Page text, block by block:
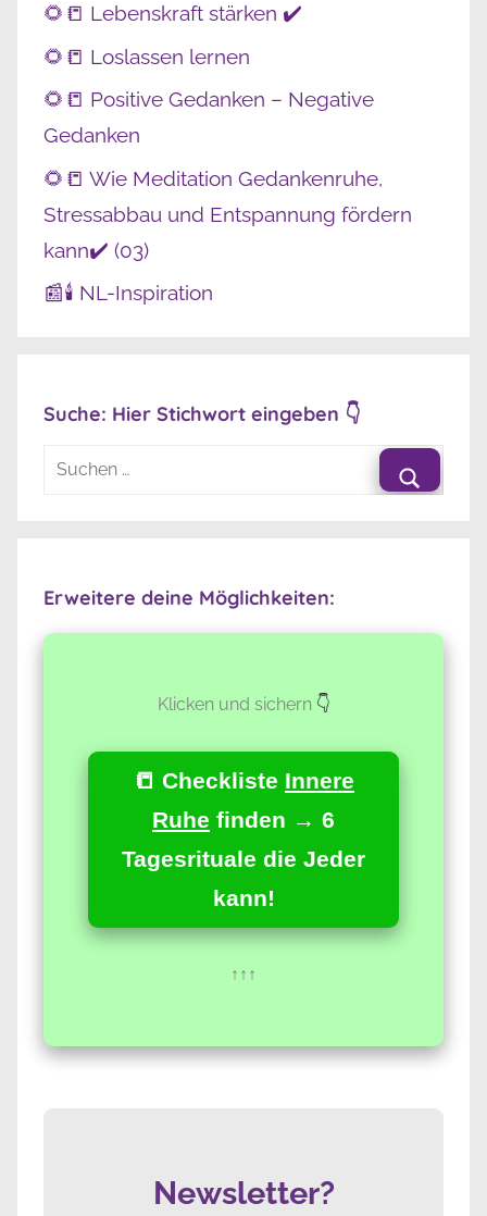
🌻📒 Lebenskraft stärken ✔️
🌻📒 Loslassen lernen
🌻📒 Positive Gedanken – Negative
Gedanken
🌻📒 Wie Meditation Gedankenruhe,
Stressabbau und Entspannung fördern
kann✔️ (03)
📰🕯️ NL-Inspiration
Suche: Hier Stichwort eingeben 👇
Suchen
Erweitere deine Möglichkeiten:
Klicken und sichern👇
📒 Checkliste Innere
Ruhe finden → 6
Tagesrituale die Jeder
kann!
↑↑↑
Newsletter?